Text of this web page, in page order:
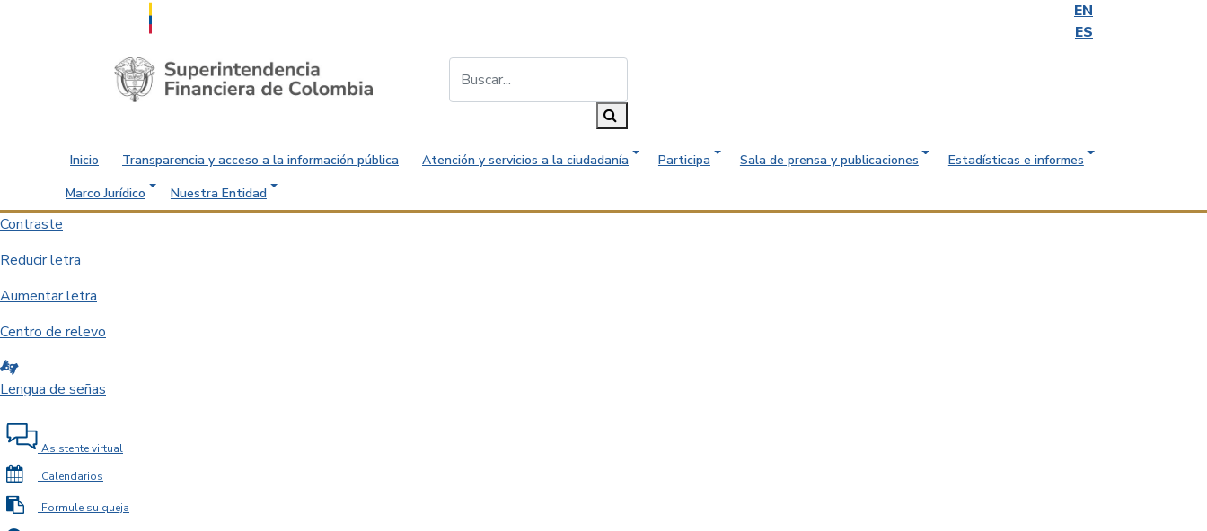
EN
ES
Saltar al contenido principal
Inicio Transparencia y acceso a la información pública Atención y servicios a la ciudadanía Participa Sala de prensa y publicaciones
Estadísticas e informes
Marco Jurídico
Nuestra Entidad
Contraste
Reducir letra
Aumentar letra
Centro de relevo
Lengua de señas
Asistente virtual
Calendarios
Formule su queja